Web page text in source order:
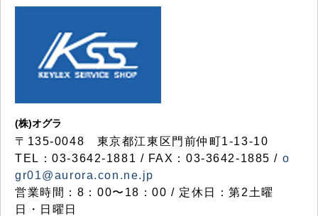
(株)オグラ
〒135-0048 東京都江東区門前仲町1-13-10
TEL：03-3642-1881 / FAX：03-3642-1885 / o
gr01@aurora.con.ne.jp
営業時間：8：00〜18：00 / 定休日：第2土曜
日・日曜日